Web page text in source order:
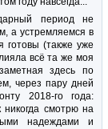
период не
а устремляемся в
готовы (также уже
всё та же моя
здесь по
через пару дней
2018-го года:
никогда смотрю на
надеждами и